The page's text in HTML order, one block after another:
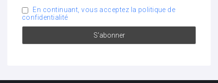
En continuant, vous acceptez la politique de
confidentialité